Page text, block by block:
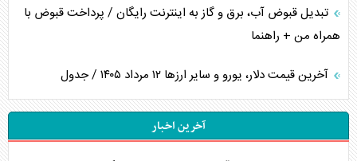
تبدیل قبوض آب، برق و گاز به اینترنت رایگان / پرداخت قبوض با
همراه من + راهنما
آخرین قیمت دلار، یورو و سایر ارز‌ها ۱۲ مرداد ۱۴۰۵ / جدول
آخرین اخبار